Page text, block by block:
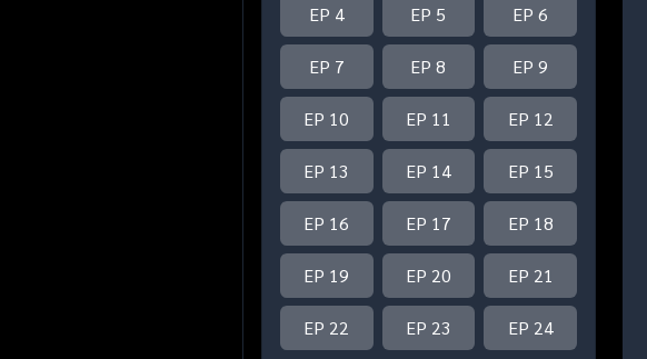
EP 4 EP 5 EP 6
EP 7 EP 8 EP 9
EP 10 EP 11 EP 12
EP 13 EP 14 EP 15
EP 16 EP 17 EP 18
EP 19 EP 20 EP 21
EP 22 EP 23 EP 24